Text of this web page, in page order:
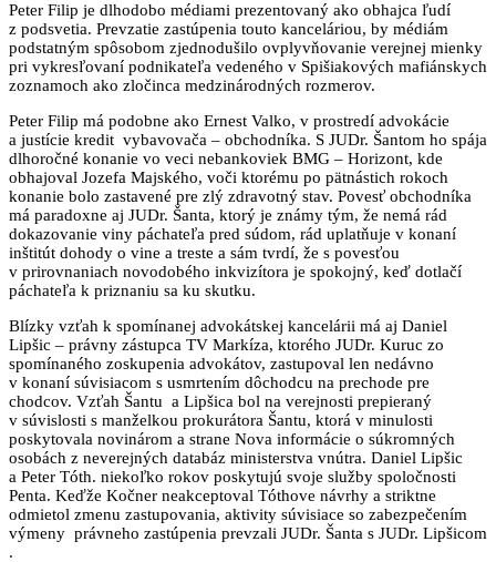
Peter Filip je dlhodobo médiami prezentovaný ako obhajca ľudí
z podsvetia. Prevzatie zastúpenia touto kanceláriou, by médiám
podstatným spôsobom zjednodušilo ovplyvňovanie verejnej mienky
pri vykresľovaní podnikateľa vedeného v Spišiakových mafiánskych
zoznamoch ako zločinca medzinárodných rozmerov.
Peter Filip má podobne ako Ernest Valko, v prostredí advokácie
a justície kredit vybavovača – obchodníka. S JUDr. Šantom ho spája
dlhoročné konanie vo veci nebankoviek BMG – Horizont, kde
obhajoval Jozefa Majského, voči ktorému po pätnástich rokoch
konanie bolo zastavené pre zlý zdravotný stav. Povesť obchodníka
má paradoxne aj JUDr. Šanta, ktorý je známy tým, že nemá rád
dokazovanie viny páchateľa pred súdom, rád uplatňuje v konaní
inštitút dohody o vine a treste a sám tvrdí, že s povesťou
v prirovnaniach novodobého inkvizítora je spokojný, keď dotlačí
páchateľa k priznaniu sa ku skutku.
Blízky vzťah k spomínanej advokátskej kancelárii má aj Daniel
Lipšic – právny zástupca TV Markíza, ktorého JUDr. Kuruc zo
spomínaného zoskupenia advokátov, zastupoval len nedávno
v konaní súvisiacom s usmrtením dôchodcu na prechode pre
chodcov. Vzťah Šantu a Lipšica bol na verejnosti prepieraný
v súvislosti s manželkou prokurátora Šantu, ktorá v minulosti
poskytovala novinárom a strane Nova informácie o súkromných
osobách z neverejných databáz ministerstva vnútra. Daniel Lipšic
a Peter Tóth. niekoľko rokov poskytujú svoje služby spoločnosti
Penta. Keďže Kočner neakceptoval Tóthove návrhy a striktne
odmietol zmenu zastupovania, aktivity súvisiace so zabezpečením
výmeny právneho zastúpenia prevzali JUDr. Šanta s JUDr. Lipšicom
.